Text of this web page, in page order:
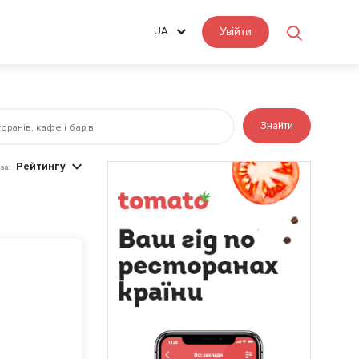
UA Увійти
Знайти
Рейтингу